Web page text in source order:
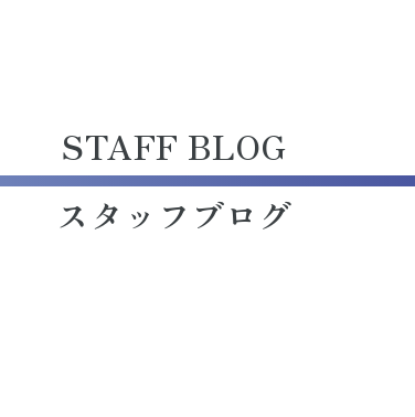
STAFF BLOG
スタッフブログ